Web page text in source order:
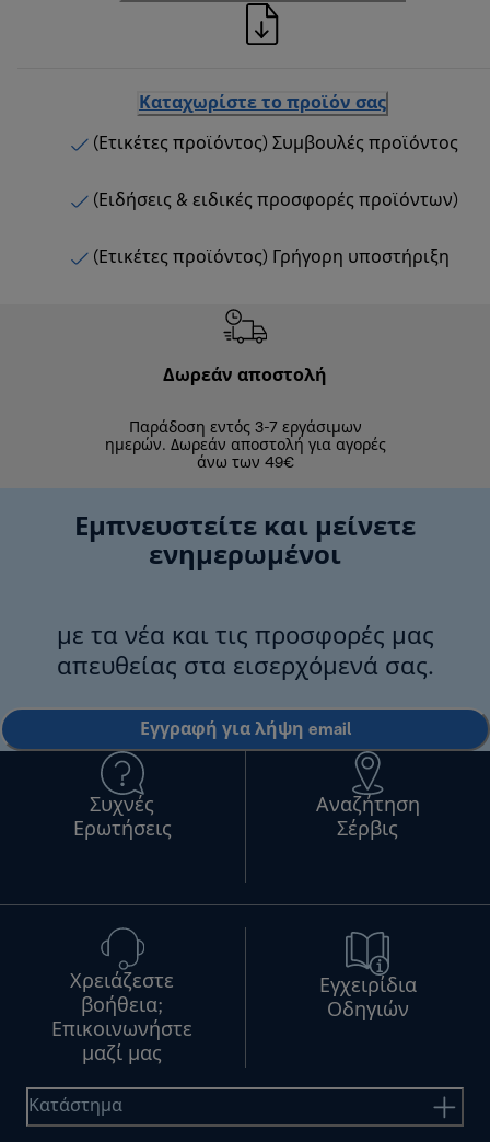
Καταχωρίστε το προϊόν σας
(Ετικέτες προϊόντος) Συμβουλές προϊόντος
(Ειδήσεις & ειδικές προσφορές προϊόντων)
(Ετικέτες προϊόντος) Γρήγορη υποστήριξη
Δωρεάν αποστολή
Παράδοση εντός 3-7 εργάσιμων
ημερών. Δωρεάν αποστολή για αγορές
άνω των 49€
Εμπνευστείτε και μείνετε
ενημερωμένοι
με τα νέα και τις προσφορές μας
απευθείας στα εισερχόμενά σας.
Εγγραφή για λήψη email
Συχνές
Ερωτήσεις
Αναζήτηση
Σέρβις
Χρειάζεστε
βοήθεια;
Επικοινωνήστε
μαζί μας
Εγχειρίδια
Οδηγιών
Κατάστημα